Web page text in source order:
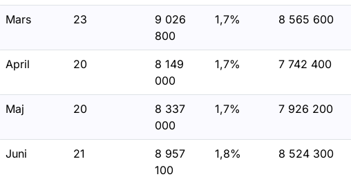
Mars 23
9 026
800
1,7% 8 565 600
April 20
8 149
000
1,7% 7 742 400
Maj 20
8 337
000
1,7% 7 926 200
Juni 21
8 957
100
1,8% 8 524 300